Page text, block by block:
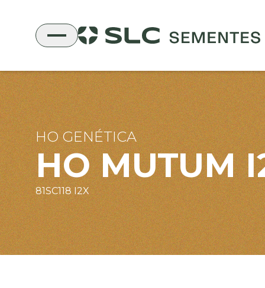
HO GENÉTICA
HO MUTUM
81SC118 I2X